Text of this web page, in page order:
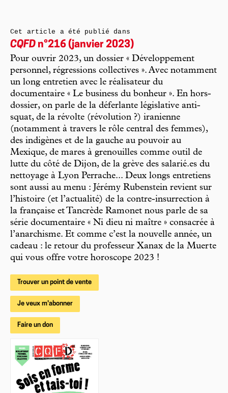
Cet article a été publié dans
CQFD n°216 (janvier 2023)
Pour ouvrir 2023, un dossier « Développement
personnel, régressions collectives ». Avec notamment
un long entretien avec le réalisateur du
documentaire « Le business du bonheur ». En hors-
dossier, on parle de la déferlante législative anti-
squat, de la révolte (révolution ?) iranienne
(notamment à travers le rôle central des femmes),
des indigènes et de la gauche au pouvoir au
Mexique, de mares à grenouilles comme outil de
lutte du côté de Dijon, de la grève des salarié.es du
nettoyage à Lyon Perrache... Deux longs entretiens
sont aussi au menu : Jérémy Rubenstein revient sur
l’histoire (et l’actualité) de la contre-insurrection à
la française et Tancrède Ramonet nous parle de sa
série documentaire « Ni dieu ni maître » consacrée à
l’anarchisme. Et comme c’est la nouvelle année, un
cadeau : le retour du professeur Xanax de la Muerte
qui vous offre votre horoscope 2023 !
Trouver un point de vente
Je veux m'abonner
Faire un don